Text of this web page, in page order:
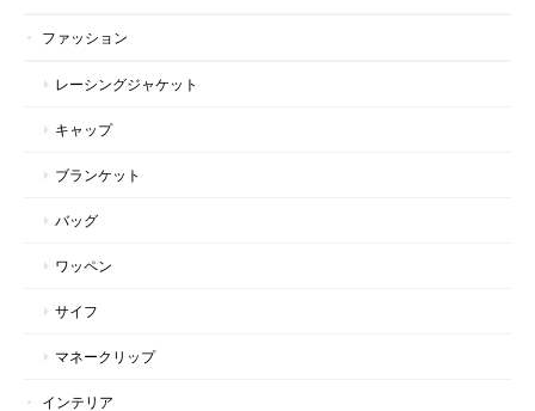
ファッション
レーシングジャケット
キャップ
ブランケット
バッグ
ワッペン
サイフ
マネークリップ
インテリア